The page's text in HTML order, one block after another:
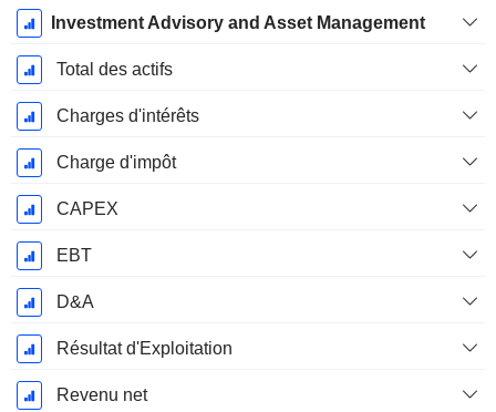
Décembre
Investment Advisory and Asset Management
Total des actifs
Charges d'intérêts
Charge d'impôt
CAPEX
EBT
D&A
Résultat d'Exploitation
Revenu net